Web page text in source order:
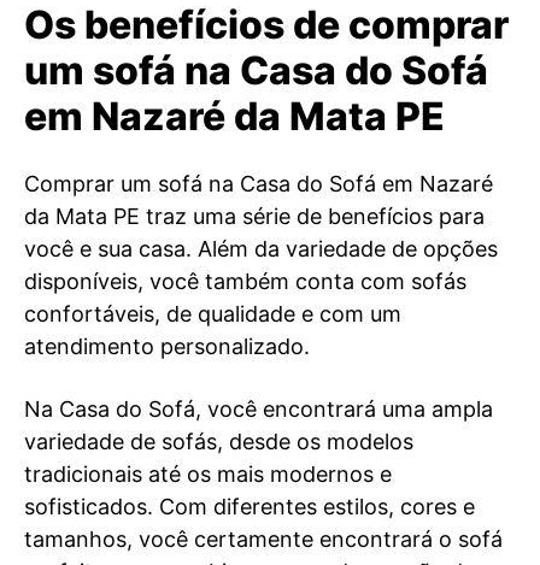
Os benefícios de comprar
um sofá na Casa do Sofá
em Nazaré da Mata PE
Comprar um sofá na Casa do Sofá em Nazaré
da Mata PE traz uma série de benefícios para
você e sua casa. Além da variedade de opções
disponíveis, você também conta com sofás
confortáveis, de qualidade e com um
atendimento personalizado.
Na Casa do Sofá, você encontrará uma ampla
variedade de sofás, desde os modelos
tradicionais até os mais modernos e
sofisticados. Com diferentes estilos, cores e
tamanhos, você certamente encontrará o sofá